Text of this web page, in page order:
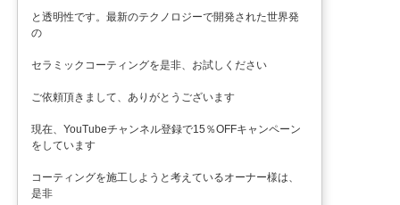
と透明性です。最新のテクノロジーで開発された世界発
の
セラミックコーティングを是非、お試しください
ご依頼頂きまして、ありがとうございます
現在、YouTubeチャンネル登録で15％OFFキャンペーン
をしています
コーティングを施工しようと考えているオーナー様は、
是非